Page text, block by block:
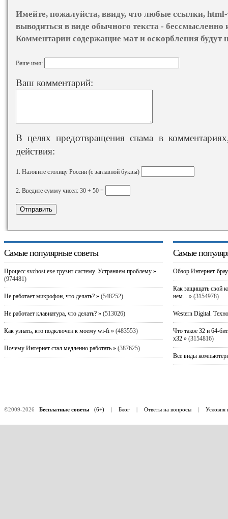
Имейте, пожалуйста, ввиду, что любые ссылки,
выводиться в виде обычного текста - бессмысленно
Комментарии содержащие мат и оскорбления будут
Ваше имя:
Ваш комментарий:
В целях предотвращения спама в
действия:
1. Назовите столицу России (с заглавной буквы)
2. Введите сумму чисел: 30 + 50 =
Самые популярные советы
Процесс svchost.exe грузит систему. Устраняем проблему »
(974481)
Не работает микрофон, что делать? »(548252)
Не работает клавиатура, что делать? »(513026)
Как узнать, кто подключен к моему wi-fi »(483553)
Почему Интернет стал медленно работать »(387625)
Самые
Обзор Интернет-
Как защищать свой
нем... »(3154978)
Western Digital.
Что такое 32 и 64-
x32 »(3154816)
Все виды
©2009-2026 Бесплатные советы(6+) | Блог | Ответы на вопросы | Условия